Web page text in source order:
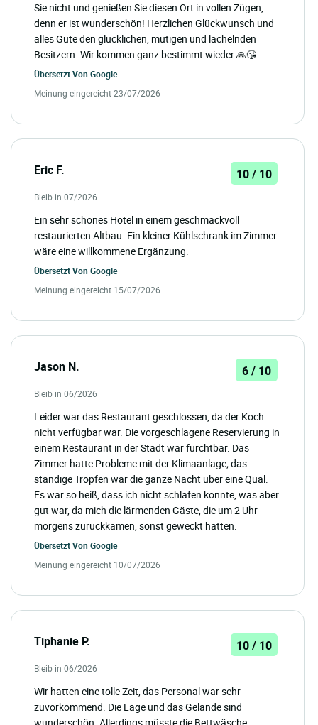
Sie nicht und genießen Sie diesen Ort in vollen Zügen,
denn er ist wunderschön! Herzlichen Glückwunsch und
alles Gute den glücklichen, mutigen und lächelnden
Besitzern. Wir kommen ganz bestimmt wieder 🙏😘
Übersetzt Von Google
Meinung eingereicht 23/07/2026
Eric F. 10 / 10
Bleib in 07/2026
Ein sehr schönes Hotel in einem geschmackvoll
restaurierten Altbau. Ein kleiner Kühlschrank im Zimmer
wäre eine willkommene Ergänzung.
Übersetzt Von Google
Meinung eingereicht 15/07/2026
Jason N. 6 / 10
Bleib in 06/2026
Leider war das Restaurant geschlossen, da der Koch
nicht verfügbar war. Die vorgeschlagene Reservierung in
einem Restaurant in der Stadt war furchtbar. Das
Zimmer hatte Probleme mit der Klimaanlage; das
ständige Tropfen war die ganze Nacht über eine Qual.
Es war so heiß, dass ich nicht schlafen konnte, was aber
gut war, da mich die lärmenden Gäste, die um 2 Uhr
morgens zurückkamen, sonst geweckt hätten.
Übersetzt Von Google
Meinung eingereicht 10/07/2026
Tiphanie P. 10 / 10
Bleib in 06/2026
Wir hatten eine tolle Zeit, das Personal war sehr
zuvorkommend. Die Lage und das Gelände sind